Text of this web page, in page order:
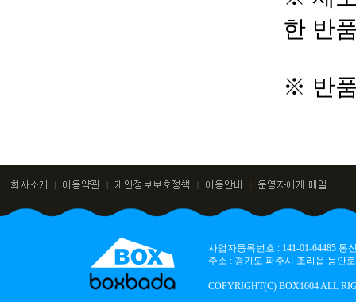
한 반
※ 반
사업자등록번호 : 141-01-64485
주소 : 경기도 파주시 조리읍 능안
COPYRIGHT(C) BOX1004 ALL